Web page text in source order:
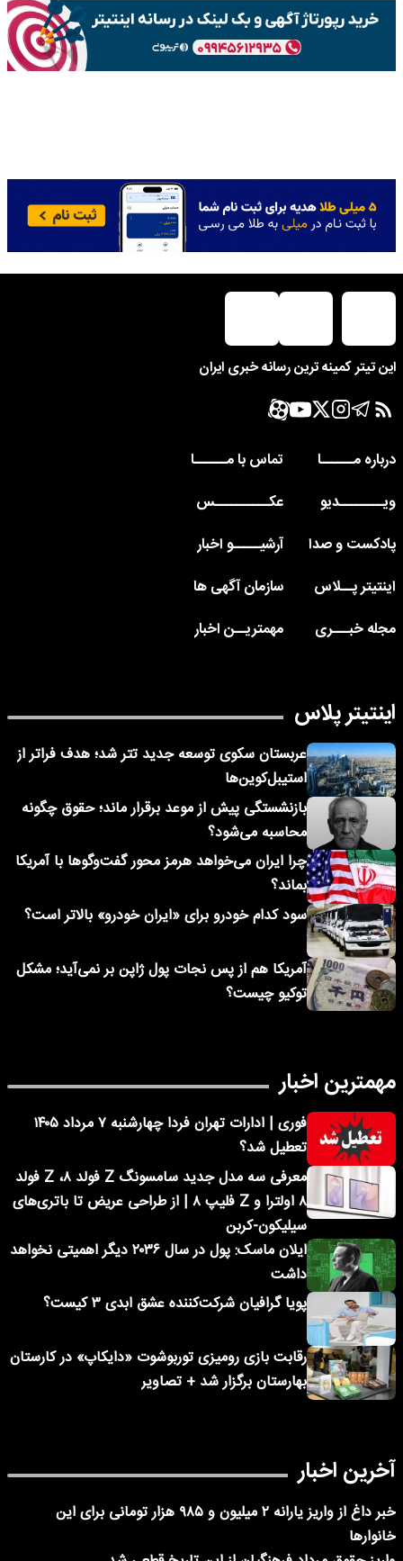
این تیتر کمینه ترین رسانه خبری ایران
درباره مــــــا
تماس با مــــــا
ویــــــــدیو
عکــــــــــس
پادکست و صدا
آرشیـــــو اخبار
اینتیتر پــلاس
سازمان آگهی ها
مجله خبـــری
مهمتریــن اخبار
اینتیتر پلاس
عربستان سکوی توسعه جدید تتر شد؛ هدف فراتر از
استیبل‌کوین‌ها
بازنشستگی پیش از موعد برقرار ماند؛ حقوق چگونه
محاسبه می‌شود؟
چرا ایران می‌خواهد هرمز محور گفت‌وگوها با آمریکا
بماند؟
سود کدام خودرو برای «ایران خودرو» بالاتر است؟
آمریکا هم از پس نجات پول ژاپن بر نمی‌آید؛ مشکل
توکیو چیست؟
مهمترین اخبار
فوری | ادارات تهران فردا چهارشنبه ۷ مرداد ۱۴۰۵
تعطیل شد؟
معرفی سه مدل جدید سامسونگ Z فولد ۸، Z فولد
۸ اولترا و Z فلیپ ۸ | از طراحی عریض تا باتری‌های
سیلیکون-کربن
ایلان ماسک: پول در سال ۲۰۳۶ دیگر اهمیتی نخواهد
داشت
پویا گرافیان شرکت‌کننده عشق ابدی ۳ کیست؟
رقابت بازی رومیزی توربوشوت «دایکاپ» در کارستان
بهارستان برگزار شد + تصاویر
آخرین اخبار
خبر داغ از واریز یارانه ۲ میلیون و ۹۸۵ هزار تومانی برای این
خانوارها